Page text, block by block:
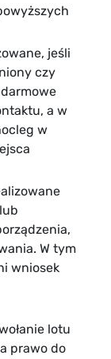
jeśli
czy
a w
w
W tym
wniosek
lotu
prawo do